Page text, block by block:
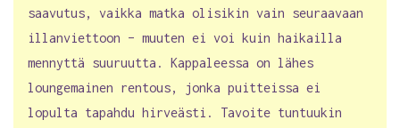
saavutus, vaikka matka olisikin vain seuraavaan
illanviettoon – muuten ei voi kuin haikailla
mennyttä suuruutta. Kappaleessa on lähes
loungemainen rentous, jonka puitteissa ei
lopulta tapahdu hirveästi. Tavoite tuntuukin